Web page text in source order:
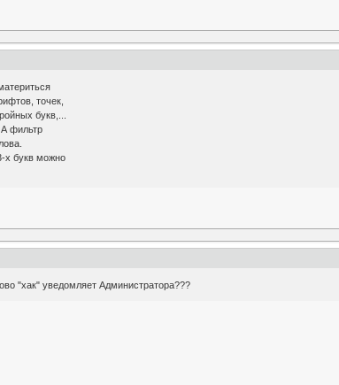
точек,
букв,...
фильтр
х букв можно
"хак" уведомляет Администратора???